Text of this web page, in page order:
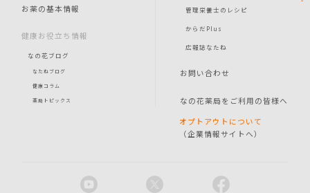
お薬の基本情報
健康お役立ち情報
なの花ブログ
なたねブログ
健康コラム
薬局トピックス
管理栄養士のレシピ
からだPlus
広報誌なたね
お問い合わせ
なの花薬局をご利用の皆様へ
オプトアウトについて
（企業情報サイトへ）